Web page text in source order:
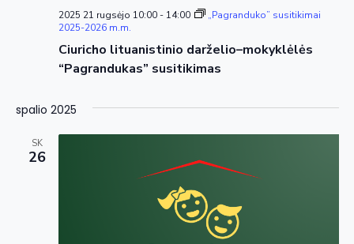
Ciuricho lituanistinio darželio–mokyklėlės
“Pagrandukas” susitikimas
2025 21 rugsėjo 10:00- 14:00
„Pagranduko” susitikimai
2025-2026 m.m.
spalio 2025
SK
26